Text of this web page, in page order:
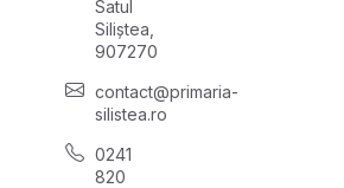
Satul
Siliștea,
907270
contact@primaria-
silistea.ro
0241
820